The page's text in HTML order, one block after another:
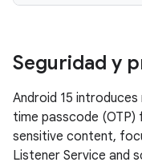
Seguridad y
Android 15
time passcode
sensitive content,
Listener Service and